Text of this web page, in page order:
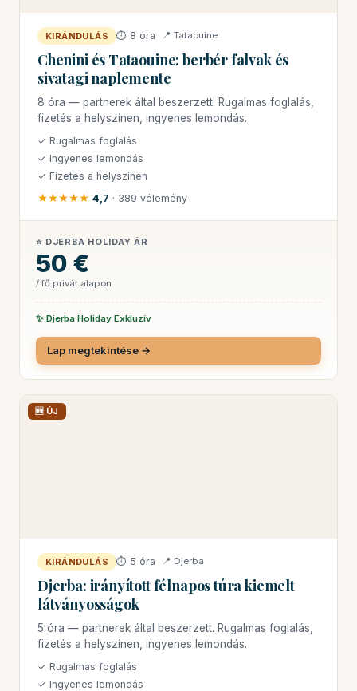
KIRÁNDULÁS ⏱ 8 óra 📍 Tataouine
Chenini és Tataouine: berbér falvak és
sivatagi naplemente
8 óra — partnerek által beszerzett. Rugalmas foglalás,
fizetés a helyszínen, ingyenes lemondás.
✓ Rugalmas foglalás
✓ Ingyenes lemondás
✓ Fizetés a helyszínen
★★★★★ 4,7 · 389 vélemény
⭐ DJERBA HOLIDAY ÁR
50 €
/ fő privát alapon
✨ Djerba Holiday Exkluzív
Lap megtekintése →
🆕 ÚJ
KIRÁNDULÁS ⏱ 5 óra 📍 Djerba
Djerba: irányított félnapos túra kiemelt
látványosságok
5 óra — partnerek által beszerzett. Rugalmas foglalás,
fizetés a helyszínen, ingyenes lemondás.
✓ Rugalmas foglalás
✓ Ingyenes lemondás